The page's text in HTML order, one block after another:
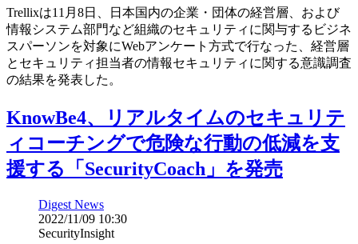
Trellixは11月8日、日本国内の企業・団体の経営層、および
情報システム部門など組織のセキュリティに関与するビジネ
スパーソンを対象にWebアンケート方式で行なった、経営層
とセキュリティ担当者の情報セキュリティに関する意識調査
の結果を発表した。
KnowBe4、リアルタイムのセキュリテ
ィコーチングで危険な行動の低減を支
援する「SecurityCoach」を発売
Digest News
2022/11/09 10:30
SecurityInsight